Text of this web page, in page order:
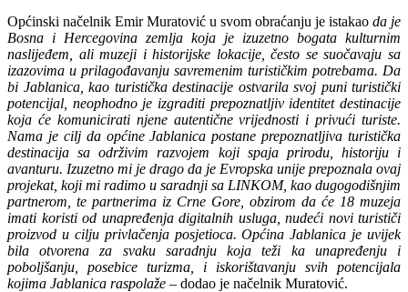
Općinski načelnik Emir Muratović u svom obraćanju je istakao da je
Bosna i Hercegovina zemlja koja je izuzetno bogata kulturnim
naslijeđem, ali muzeji i historijske lokacije, često se suočavaju sa
izazovima u prilagođavanju savremenim turističkim potrebama. Da
bi Jablanica, kao turistička destinacije ostvarila svoj puni turistički
potencijal, neophodno je izgraditi prepoznatljiv identitet destinacije
koja će komunicirati njene autentične vrijednosti i privući turiste.
Nama je cilj da općine Jablanica postane prepoznatljiva turistička
destinacija sa održivim razvojem koji spaja prirodu, historiju i
avanturu. Izuzetno mi je drago da je Evropska unije prepoznala ovaj
projekat, koji mi radimo u saradnji sa LINKOM, kao dugogodišnjim
partnerom, te partnerima iz Crne Gore, obzirom da će 18 muzeja
imati koristi od unapređenja digitalnih usluga, nudeći novi turističi
proizvod u cilju privlačenja posjetioca. Općina Jablanica je uvijek
bila otvorena za svaku saradnju koja teži ka unapređenju i
poboljšanju, posebice turizma, i iskorištavanju svih potencijala
kojima Jablanica raspolaže – dodao je načelnik Muratović.